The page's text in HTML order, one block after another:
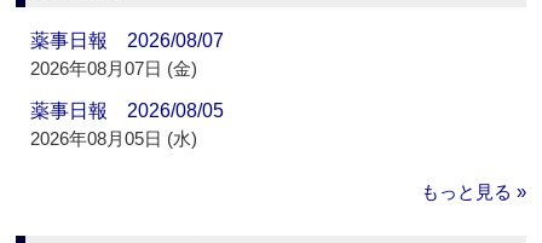
薬事日報 2026/08/07
2026年08月07日 (金)
薬事日報 2026/08/05
2026年08月05日 (水)
もっと見る »